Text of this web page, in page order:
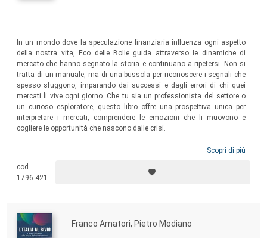
In un mondo dove la speculazione finanziaria influenza ogni aspetto
della nostra vita, Eco delle Bolle guida attraverso le dinamiche di
mercato che hanno segnato la storia e continuano a ripetersi. Non si
tratta di un manuale, ma di una bussola per riconoscere i segnali che
spesso sfuggono, imparando dai successi e dagli errori di chi quei
mercati li vive ogni giorno. Che tu sia un professionista del settore o
un curioso esploratore, questo libro offre una prospettiva unica per
interpretare i mercati, comprendere le emozioni che li muovono e
cogliere le opportunità che nascono dalle crisi.
Scopri di più
cod.
1796.421
Franco Amatori, Pietro Modiano